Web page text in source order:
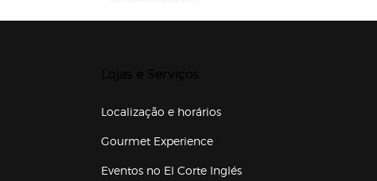
Localização e horários
Gourmet Experience
Eventos no El Corte Inglés